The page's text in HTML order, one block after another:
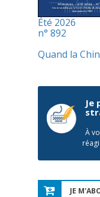
Été 2026
n° 892
Quand la
Je
À
JE